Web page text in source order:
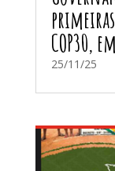
COP30,
25/11/25